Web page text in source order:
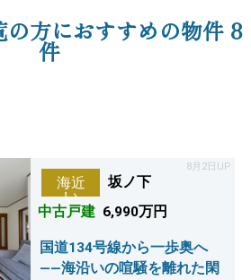
の方におすすめの物件 8
件
8月2日UP
海近
い
坂ノ下
中古戸建 6,990万円
国道134号線から一歩奥へ
――海沿いの喧騒を離れた閑